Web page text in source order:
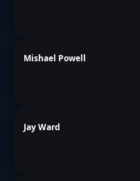
Mishael Powell
Jay Ward